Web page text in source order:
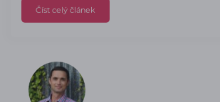
Číst celý článek